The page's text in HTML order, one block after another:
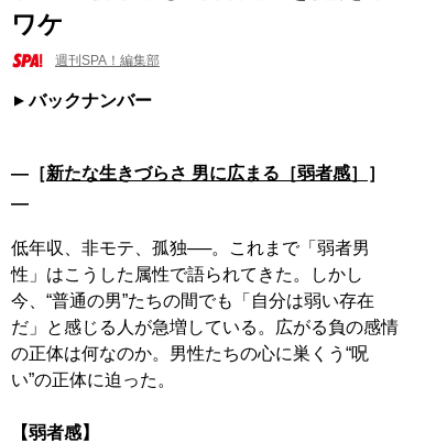
ワケ
週刊SPA！編集部
バックナンバー
―［新たな生きづらさ 男に広まる［弱者感］
］
―
低年収、非モテ、孤独──。これまで「弱者男
性」はこうした属性で語られてきた。しかし
今、“普通の男”たちの間でも「自分は弱い存在
だ」と感じる人が急増している。広がる負の感情
の正体は何なのか。男性たちの心に巣くう“呪
い”の正体に迫った。
【弱者感】